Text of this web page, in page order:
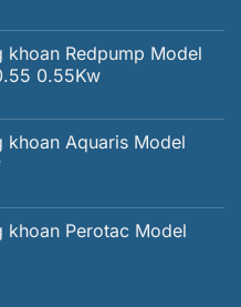
khoan Redpump Model
0.55Kw
khoan Aquaris Model
khoan Perotac Model